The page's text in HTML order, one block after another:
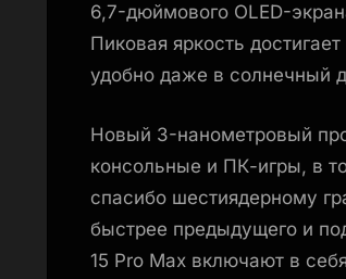
6,7-дюймового OLED-
Пиковая яркость
удобно даже в солнечный
Новый 3-нанометровый
консольные и ПК-игры, в
спасибо шестиядерному
быстрее предыдущего и
15 Pro Max включают в